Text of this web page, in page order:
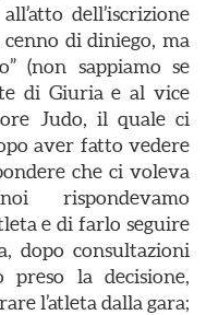
dell’iscrizione
di diniego, ma
(non sappiamo se
di Giuria e al vice
Judo, il quale ci
aver fatto vedere
che ci voleva
rispondevamo
e di farlo seguire
dopo consultazioni
la decisione,
l’atleta dalla gara;